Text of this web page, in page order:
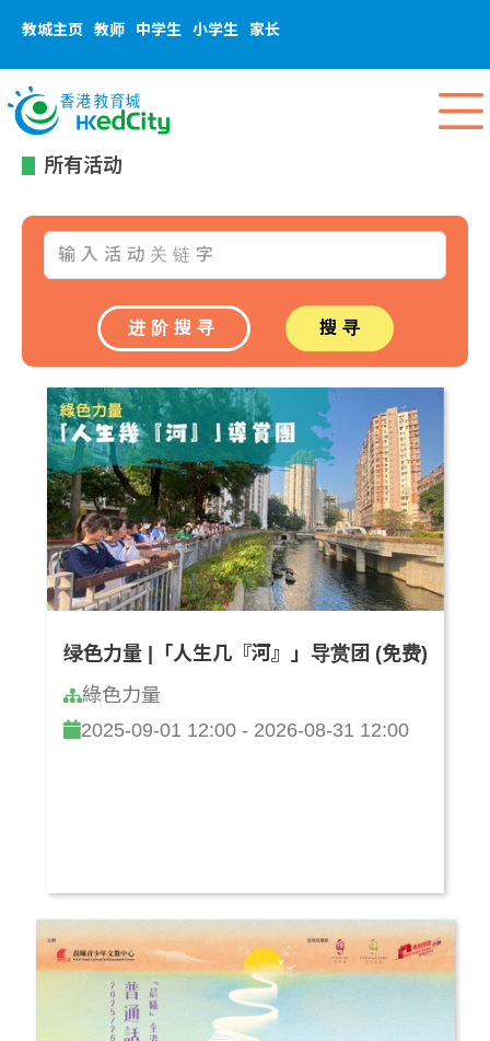
教城主页 教师 中学生 小学生 家长
所有活动
进阶搜寻 搜寻
绿色力量 |「人生几『河』」导赏团 (免费)
綠色力量
2025-09-01 12:00 - 2026-08-31 12:00